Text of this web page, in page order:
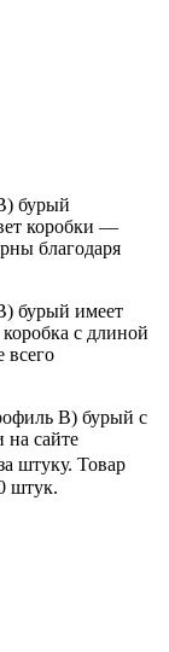
бурый
коробки —
благодаря
бурый имеет
с длиной
B) бурый с
на сайте
штуку. Товар
штук.